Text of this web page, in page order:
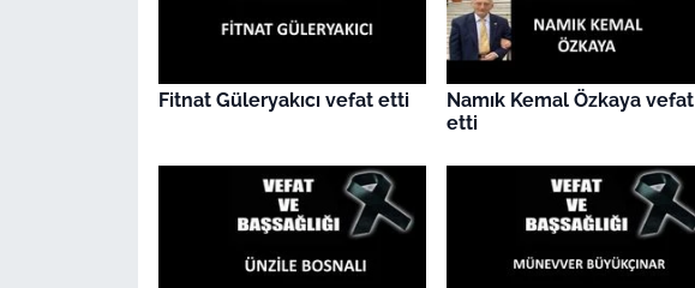
Fitnat Güleryakıcı vefat etti
Namık Kemal Özkaya vefat
etti
Gündem-Eğitim